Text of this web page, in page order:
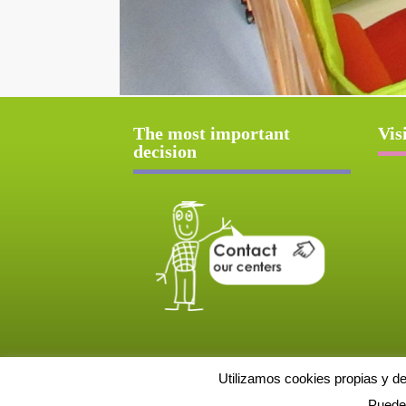
The most important
decision
Utilizamos cookies propias y